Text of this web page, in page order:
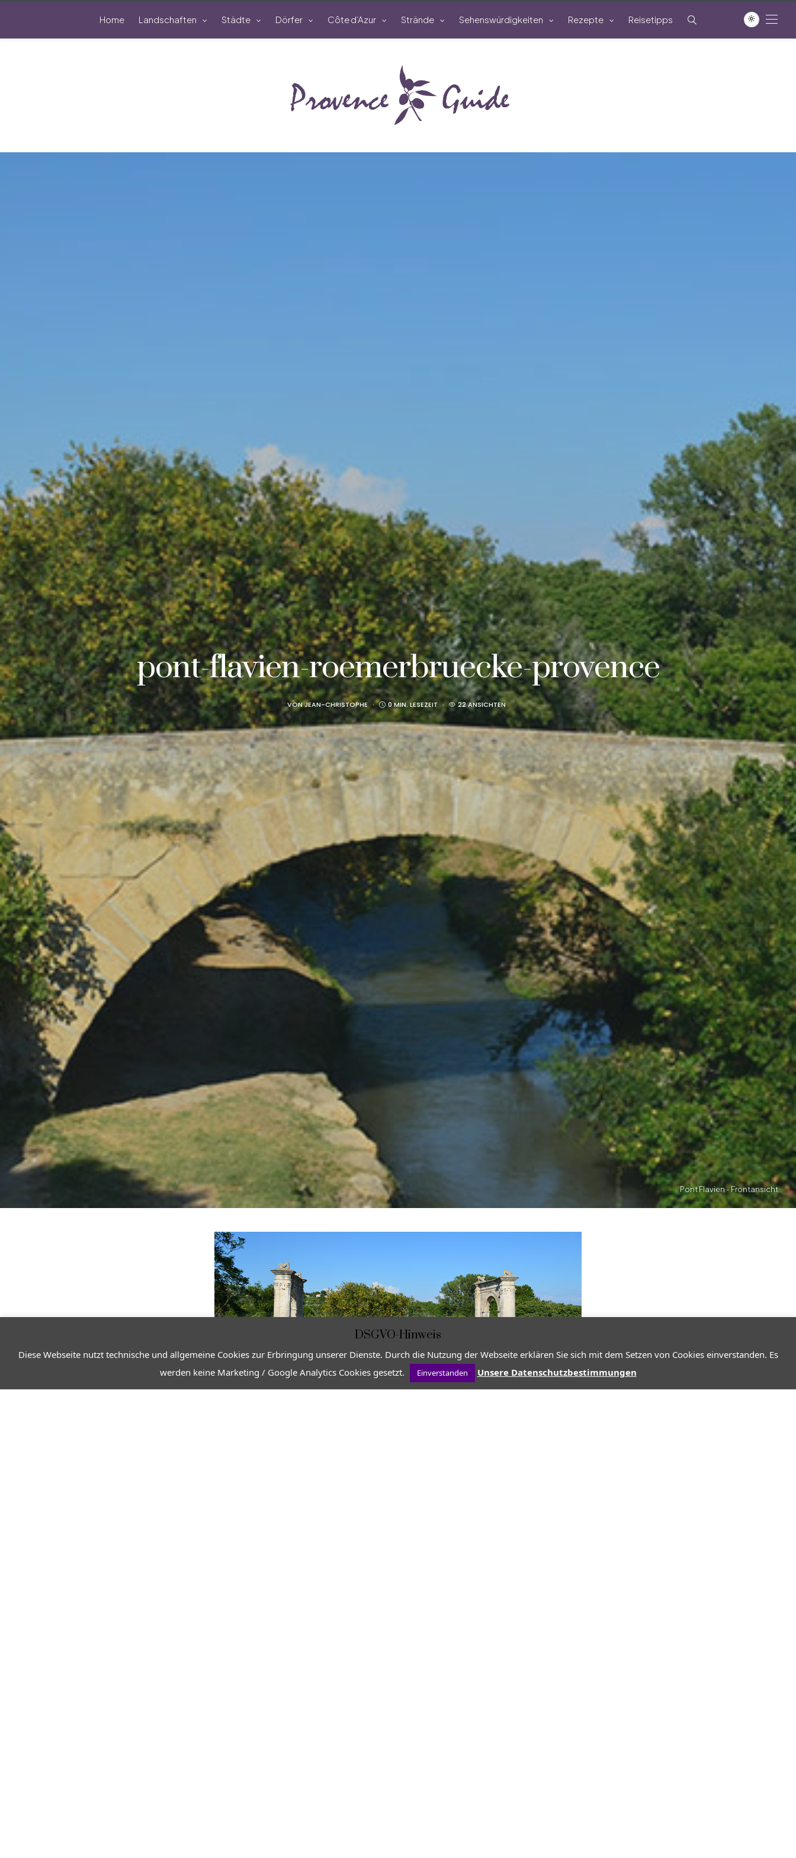
Home Landschaften Städte Dörfer Côte d’Azur Strände Sehenswürdigkeiten Rezepte Reisetipps
pont-flavien-roemerbruecke-provence
VONJEAN-CHRISTOPHE 0 MIN. LESEZEIT 22 ANSICHTEN
Pont Flavien - Frontansicht
DSGVO-Hinweis
Diese Webseite nutzt technische und allgemeine Cookies zur Erbringung unserer Dienste. Durch die Nutzung der Webseite erklären Sie sich mit dem Setzen von Cookies einverstanden. Es
werden keine Marketing / Google Analytics Cookies gesetzt.
Einverstanden Unsere Datenschutzbestimmungen